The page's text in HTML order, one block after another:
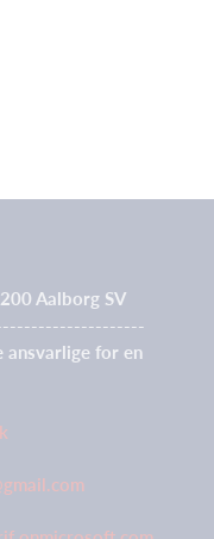
Aalborg SV
ansvarlige for en